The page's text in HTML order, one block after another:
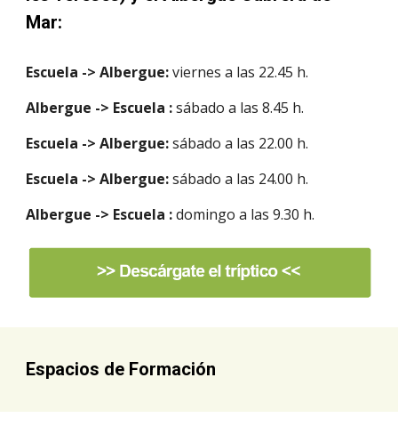
Mar:
Escuela -> Albergue: viernes a las 22.45 h.
Albergue -> Escuela : sábado a las 8.45 h.
Escuela -> Albergue: sábado a las 22.00 h.
Escuela -> Albergue: sábado a las 24.00 h.
Albergue -> Escuela : domingo a las 9.30 h.
Espacios de Formación